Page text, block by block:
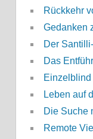
Rückkehr
Gedanken
Der
Das
Leben auf
Die Suche
Remote